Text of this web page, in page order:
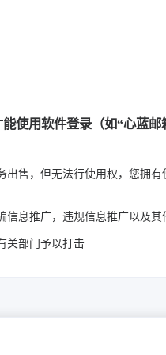
使用软件登录（如“心蓝
售，但无法行使用权，您拥
信息推广，违规信息推广以及其
关部门予以打击